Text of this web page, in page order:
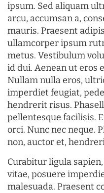
ipsum. Sed aliquam
arcu, accumsan a,
mauris. Praesent
ullamcorper ipsum
metus. Vestibulum
id dui. Aenean ut eros
Nullam nulla eros,
imperdiet feugiat,
hendrerit risus.
pellentesque facilisis.
orci. Nunc nec neque.
non, auctor et,
Curabitur ligula
vitae, posuere
malesuada. Praesent